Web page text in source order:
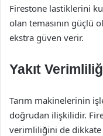
Firestone lastiklerini
olan temasının güçlü
ekstra güven verir.
Yakıt
Tarım makinelerinin
doğrudan ilişkilidir.
verimliliğini de dikkate